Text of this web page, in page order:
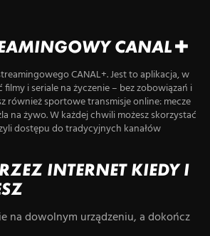
CANAL+
CANAL+. Jest to aplikacja, w
i seriale na życzenie – bez zobowiązań i
również sportowe transmisje online: mecze
na żywo. W każdej chwili możesz skorzystać
dostępu do tradycyjnych kanałów
INTERNET KIEDY I
na dowolnym urządzeniu, a dokończ